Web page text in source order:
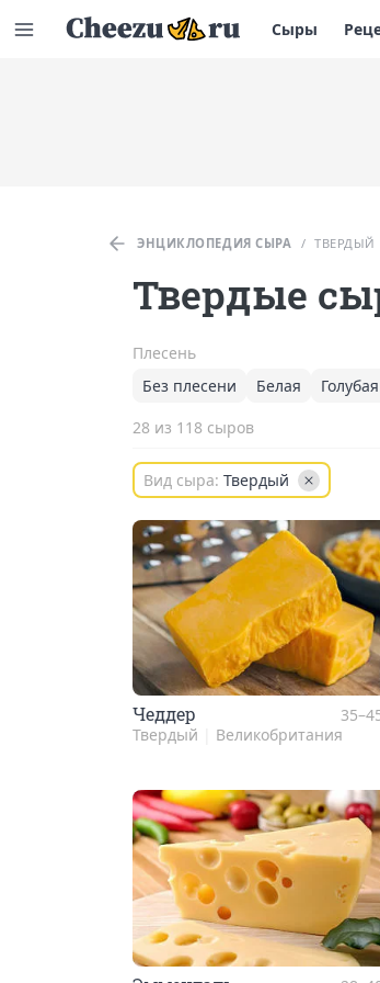
Сыры
ЭНЦИКЛОПЕДИЯ СЫРА / ТВЕРДЫЙ
Твердые
Плесень
Без плесени
Белая
Голубая
28 из 118 сыров
Вид сыра: Твердый
Чед­дер
Твердый
Великобритания